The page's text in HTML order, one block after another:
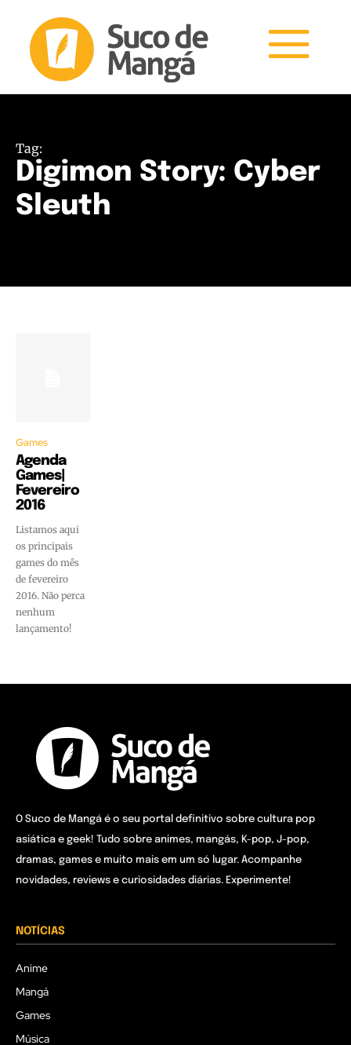
Tag:
Digimon Story: Cyber
Sleuth
Games
Agenda
Games|
Fevereiro
2016
Listamos aqui
os principais
games do mês
de fevereiro
2016. Não perca
nenhum
lançamento!
O Suco de Mangá é o seu portal definitivo sobre cultura pop
asiática e geek! Tudo sobre animes, mangás, K-pop, J-pop,
dramas, games e muito mais em um só lugar. Acompanhe
novidades, reviews e curiosidades diárias. Experimente!
NOTÍCIAS
Anime
Mangá
Games
Música